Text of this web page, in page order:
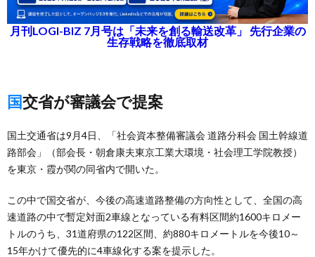
月刊LOGI-BIZ 7月号は「未来を創る輸送改革」 先行企業の
生存戦略を徹底取材
国交省が審議会で提案
国土交通省は9月4日、「社会資本整備審議会 道路分科会 国土幹線道
路部会」（部会長・朝倉康夫東京工業大環境・社会理工学院教授）
を東京・霞が関の同省内で開いた。
この中で国交省が、今後の高速道路整備の方向性として、全国の高
速道路の中で暫定対面2車線となっている有料区間約1600キロメー
トルのうち、31道府県の122区間、約880キロメートルを今後10～
15年かけて優先的に4車線化する案を提示した。